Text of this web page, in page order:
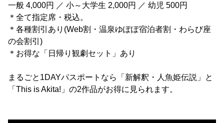
一般 4,000円 ／ 小～大学生 2,000円 ／ 幼児 500円
＊全て指定席・税込。
＊各種割引あり(Web割・温泉ゆぽぽ宿泊者割・わらび座
の会割引)
＊お得な「日帰り観劇セット」あり
まるごと1DAYパスポートなら「新解釈・人魚姫伝説」と
「This is Akita!」の2作品がお得に見られます。